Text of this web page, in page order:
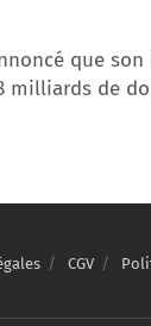
que
milliards de
CGV